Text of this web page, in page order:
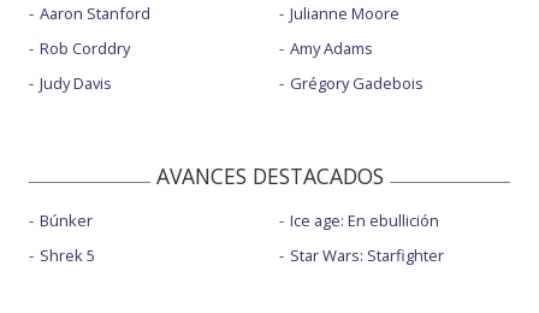
Aaron Stanford
Rob Corddry
Judy Davis
Julianne Moore
Amy Adams
Grégory Gadebois
AVANCES DESTACADOS
Búnker
Shrek 5
Ice age: En ebullición
Star Wars: Starfighter